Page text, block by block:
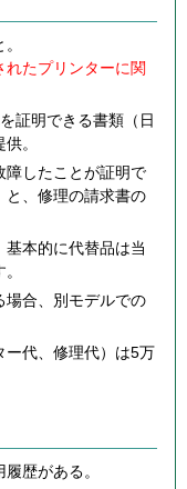
たプリンターに関
証明できる書類（日
。
障したことが証明で
と、修理の請求書の
本的に代替品は当
場合、別モデルでの
ー代、修理代）は5万
歴がある。